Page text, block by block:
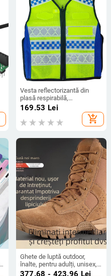
Vesta reflectorizantă din
plasă respirabilă,
galbenă/albastră, pentru
trafic și stații de taxare
169.53 Lei
add_shopping_cart
Ghete de luptă outdoor,
înalte, pentru adulți, unisex,
din nylon respirabil, bocanci
377.68 - 423.96 Lei